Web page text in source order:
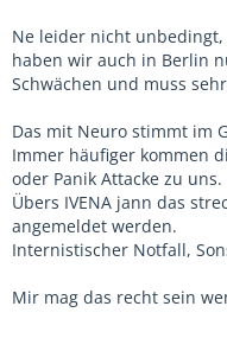
Ne leider nicht unbedingt,
haben wir auch in Berlin
Schwächen und muss
Das mit Neuro stimmt im
Immer häufiger kommen
oder Panik Attacke zu uns.
Übers IVENA jann das
angemeldet werden.
Internistischer Notfall,
Mir mag das recht sein